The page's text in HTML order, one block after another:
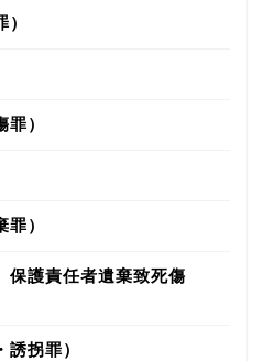
）
）
保護責任者遺棄致死傷
拐罪）